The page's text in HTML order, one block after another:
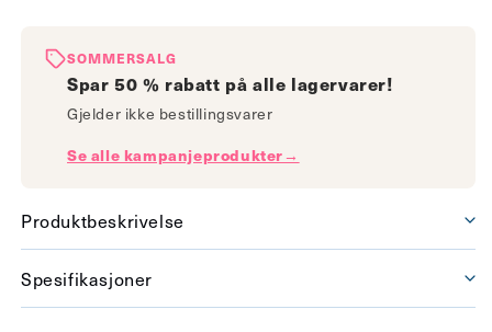
SOMMERSALG
Spar 50 % rabatt på alle lagervarer!
Gjelder ikke bestillingsvarer
Se alle kampanjeprodukter→
Produktbeskrivelse
Spesifikasjoner